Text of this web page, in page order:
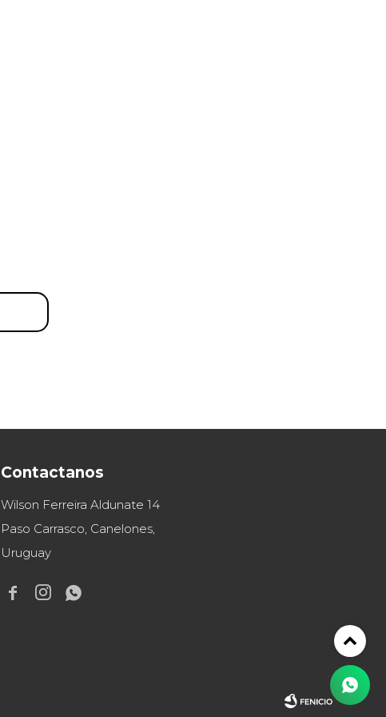
Contactanos
Wilson Ferreira Aldunate 14
Paso Carrasco, Canelones,
Uruguay
  